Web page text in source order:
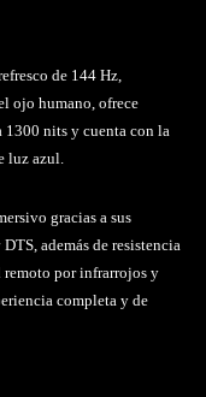
de 144 Hz,
ojo humano, ofrece
nits y cuenta con la
luz azul.
gracias a sus
además de resistencia
remoto por infrarrojos y
completa y de